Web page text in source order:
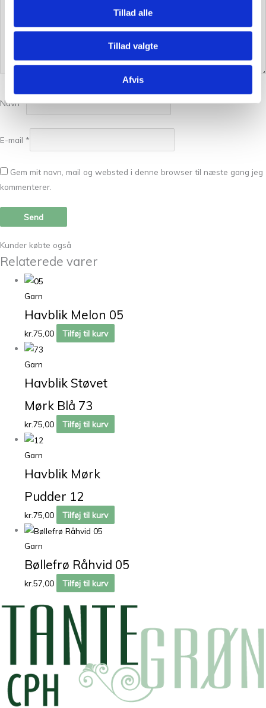
Tillad alle
Tillad valgte
Afvis
Navn*
E-mail *
Gem mit navn, mail og websted i denne browser til næste gang jeg
kommenterer.
Kunder købte også
Relaterede varer
Garn
Havblik Melon 05
kr.75,00 Tilføj til kurv
Garn
Havblik Støvet
Mørk Blå 73
kr.75,00 Tilføj til kurv
Garn
Havblik Mørk
Pudder 12
kr.75,00 Tilføj til kurv
Garn
Bøllefrø Råhvid 05
kr.57,00 Tilføj til kurv